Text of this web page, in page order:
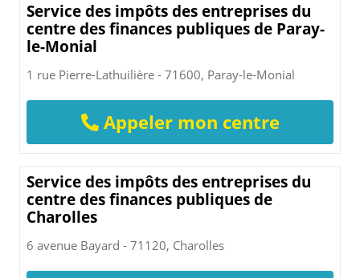
Service des impôts des entreprises du
centre des finances publiques de Paray-
le-Monial
1 rue Pierre-Lathuilière - 71600, Paray-le-Monial
Appeler mon centre
Service des impôts des entreprises du
centre des finances publiques de
Charolles
6 avenue Bayard - 71120, Charolles